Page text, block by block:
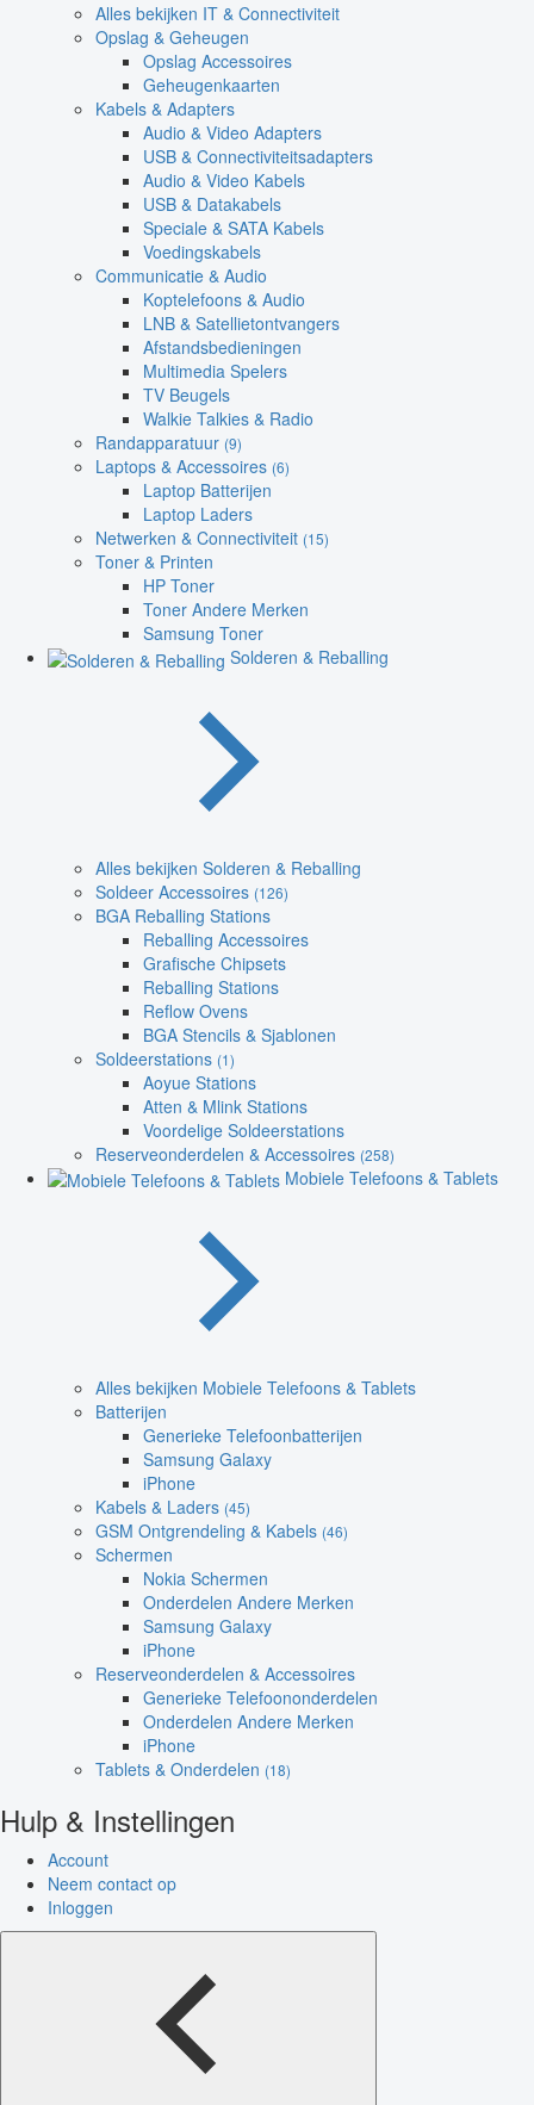
Alles bekijken IT & Connectiviteit
Opslag & Geheugen
Opslag Accessoires
Geheugenkaarten
Kabels & Adapters
Audio & Video Adapters
USB & Connectiviteitsadapters
Audio & Video Kabels
USB & Datakabels
Speciale & SATA Kabels
Voedingskabels
Communicatie & Audio
Koptelefoons & Audio
LNB & Satellietontvangers
Afstandsbedieningen
Multimedia Spelers
TV Beugels
Walkie Talkies & Radio
Randapparatuur (9)
Laptops & Accessoires (6)
Laptop Batterijen
Laptop Laders
Netwerken & Connectiviteit (15)
Toner & Printen
HP Toner
Toner Andere Merken
Samsung Toner
Solderen & Reballing
Alles bekijken Solderen & Reballing
Soldeer Accessoires (126)
BGA Reballing Stations
Reballing Accessoires
Grafische Chipsets
Reballing Stations
Reflow Ovens
BGA Stencils & Sjablonen
Soldeerstations (1)
Aoyue Stations
Atten & Mlink Stations
Voordelige Soldeerstations
Reserveonderdelen & Accessoires (258)
Mobiele Telefoons & Tablets
Alles bekijken Mobiele Telefoons & Tablets
Batterijen
Generieke Telefoonbatterijen
Samsung Galaxy
iPhone
Kabels & Laders (45)
GSM Ontgrendeling & Kabels (46)
Schermen
Nokia Schermen
Onderdelen Andere Merken
Samsung Galaxy
iPhone
Reserveonderdelen & Accessoires
Generieke Telefoononderdelen
Onderdelen Andere Merken
iPhone
Tablets & Onderdelen (18)
Hulp & Instellingen
Account
Neem contact op
Inloggen